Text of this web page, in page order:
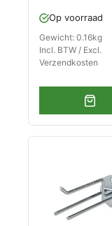
Op voorraad
Gewicht: 0.16kg
Incl. BTW / Excl.
Verzendkosten